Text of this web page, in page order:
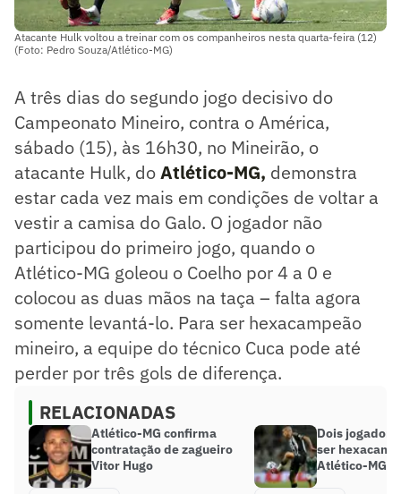
Atacante Hulk voltou a treinar com os companheiros nesta quarta-feira (12)
(Foto: Pedro Souza/Atlético-MG)
A três dias do segundo jogo decisivo do
Campeonato Mineiro, contra o América,
sábado (15), às 16h30, no Mineirão, o
atacante Hulk, doAtlético-MG, demonstra
estar cada vez mais em condições de voltar a
vestir a camisa do Galo. O jogador não
participou do primeiro jogo, quando o
Atlético-MG goleou o Coelho por 4 a 0 e
colocou as duas mãos na taça – falta agora
somente levantá-lo. Para ser hexacampeão
mineiro, a equipe do técnico Cuca pode até
perder por três gols de diferença.
RELACIONADAS
Atlético-MG confirma
contratação de zagueiro
Vitor Hugo
Dois
ser
Atlético-MG